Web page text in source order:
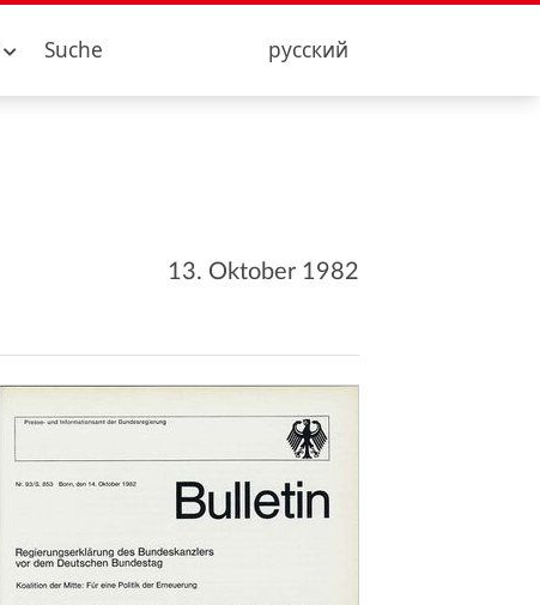
Suche русский
13. Oktober 1982